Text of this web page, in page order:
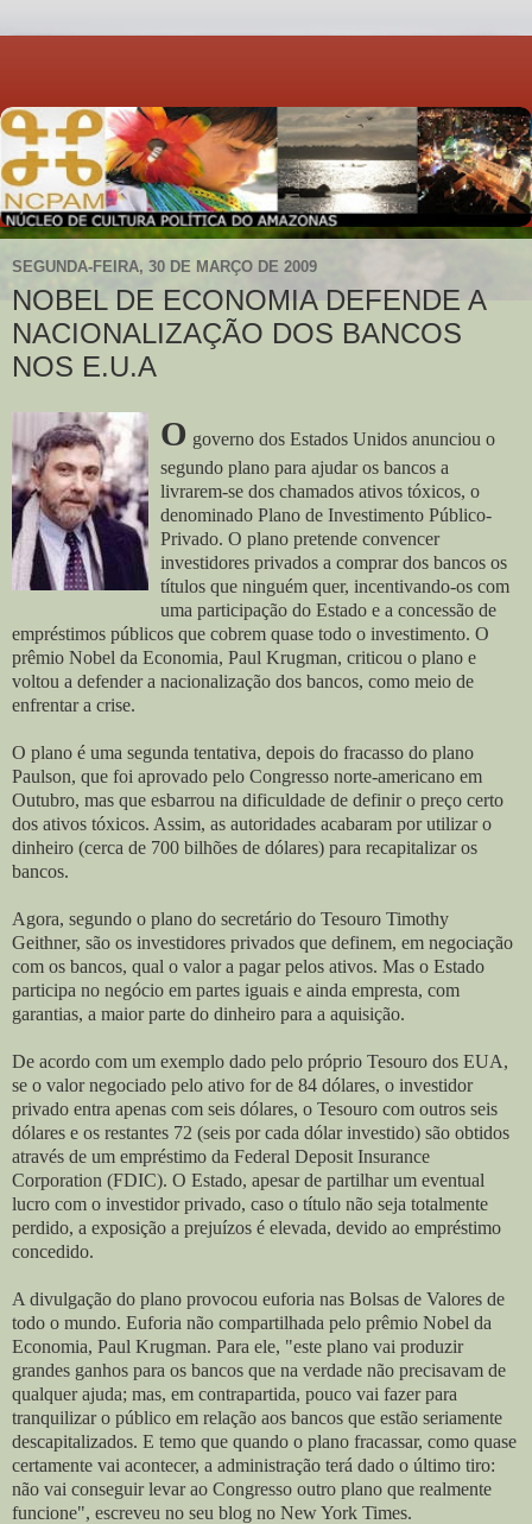
SEGUNDA-FEIRA, 30 DE MARÇO DE 2009
NOBEL DE ECONOMIA DEFENDE A
NACIONALIZAÇÃO DOS BANCOS
NOS E.U.A
O governo dos Estados Unidos anunciou o
segundo plano para ajudar os bancos a
livrarem-se dos chamados ativos tóxicos, o
denominado Plano de Investimento Público-
Privado. O plano pretende convencer
investidores privados a comprar dos bancos os
títulos que ninguém quer, incentivando-os com
uma participação do Estado e a concessão de
empréstimos públicos que cobrem quase todo o investimento. O
prêmio Nobel da Economia, Paul Krugman, criticou o plano e
voltou a defender a nacionalização dos bancos, como meio de
enfrentar a crise.
O plano é uma segunda tentativa, depois do fracasso do plano
Paulson, que foi aprovado pelo Congresso norte-americano em
Outubro, mas que esbarrou na dificuldade de definir o preço certo
dos ativos tóxicos. Assim, as autoridades acabaram por utilizar o
dinheiro (cerca de 700 bilhões de dólares) para recapitalizar os
bancos.
Agora, segundo o plano do secretário do Tesouro Timothy
Geithner, são os investidores privados que definem, em negociação
com os bancos, qual o valor a pagar pelos ativos. Mas o Estado
participa no negócio em partes iguais e ainda empresta, com
garantias, a maior parte do dinheiro para a aquisição.
De acordo com um exemplo dado pelo próprio Tesouro dos EUA,
se o valor negociado pelo ativo for de 84 dólares, o investidor
privado entra apenas com seis dólares, o Tesouro com outros seis
dólares e os restantes 72 (seis por cada dólar investido) são obtidos
através de um empréstimo da Federal Deposit Insurance
Corporation (FDIC). O Estado, apesar de partilhar um eventual
lucro com o investidor privado, caso o título não seja totalmente
perdido, a exposição a prejuízos é elevada, devido ao empréstimo
concedido.
A divulgação do plano provocou euforia nas Bolsas de Valores de
todo o mundo. Euforia não compartilhada pelo prêmio Nobel da
Economia, Paul Krugman. Para ele, "este plano vai produzir
grandes ganhos para os bancos que na verdade não precisavam de
qualquer ajuda; mas, em contrapartida, pouco vai fazer para
tranquilizar o público em relação aos bancos que estão seriamente
descapitalizados. E temo que quando o plano fracassar, como quase
certamente vai acontecer, a administração terá dado o último tiro:
não vai conseguir levar ao Congresso outro plano que realmente
funcione", escreveu no seu blog no New York Times.